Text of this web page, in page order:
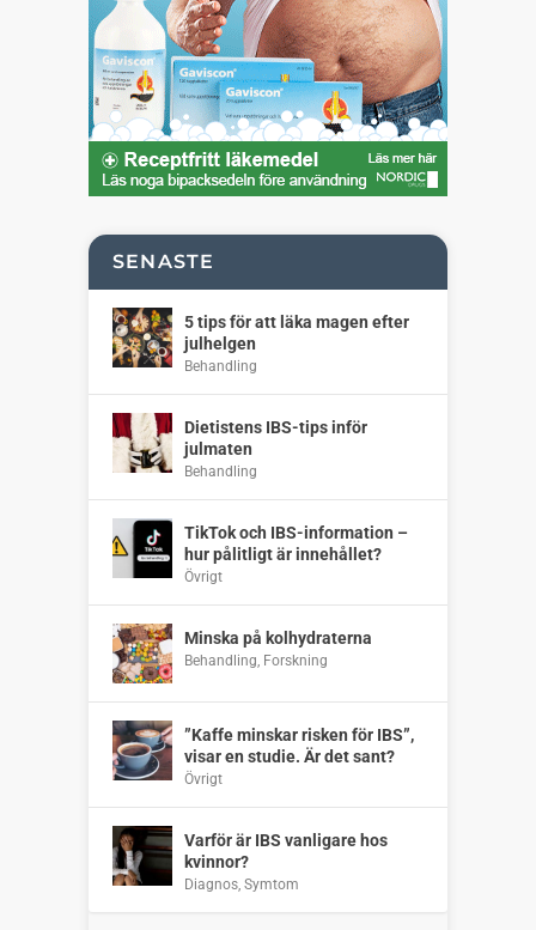
SENASTE
5 tips för att läka magen efter
julhelgen
Behandling
Dietistens IBS-tips inför
julmaten
Behandling
TikTok och IBS-information –
hur pålitligt är innehållet?
Övrigt
Minska på kolhydraterna
Behandling Forskning
”Kaffe minskar risken för IBS”,
visar en studie. Är det sant?
Övrigt
Varför är IBS vanligare hos
kvinnor?
Diagnos, Symtom